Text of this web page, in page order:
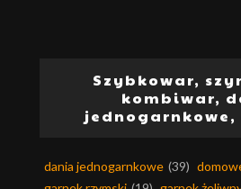
Szybkowar,
kombiwar,
dania jednogarnkowe (39)